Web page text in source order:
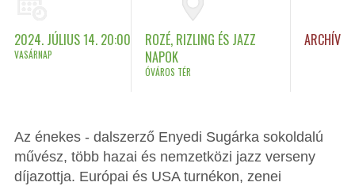
2024. JÚLIUS 14. 20:00
VASÁRNAP
ROZÉ, RIZLING ÉS JAZZ
NAPOK
ÓVÁROS TÉR
ARCHÍV
Az énekes - dalszerző Enyedi Sugárka sokoldalú
művész, több hazai és nemzetközi jazz verseny
díjazottja. Európai és USA turnékon, zenei